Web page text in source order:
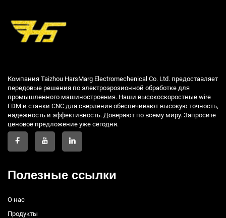
Компания Taizhou HarsMarg Electromechenical Co. Ltd. предоставляет
передовые решения по электроэрозионной обработке для
промышленного машиностроения. Наши высокоскоростные wire
EDM и станки CNC для сверления обеспечивают высокую точность,
надежность и эффективность. Доверяют по всему миру. Запросите
ценовое предложение уже сегодня.
Полезные ссылки
О нас
Продукты